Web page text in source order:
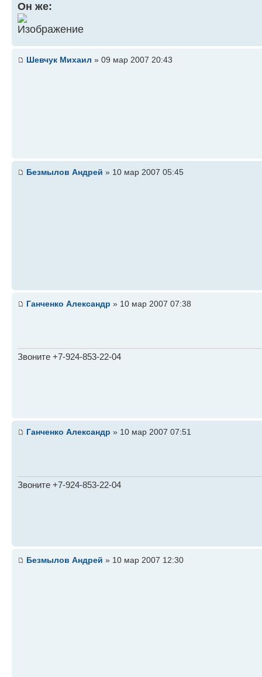
Он же:
Шевчук Михаил » 09 мар 2007 20:43
Безмылов Андрей » 10 мар 2007 05:45
Ганченко Александр » 10 мар 2007 07:38
Звоните +7-924-853-22-04
Ганченко Александр » 10 мар 2007 07:51
Звоните +7-924-853-22-04
Безмылов Андрей » 10 мар 2007 12:30